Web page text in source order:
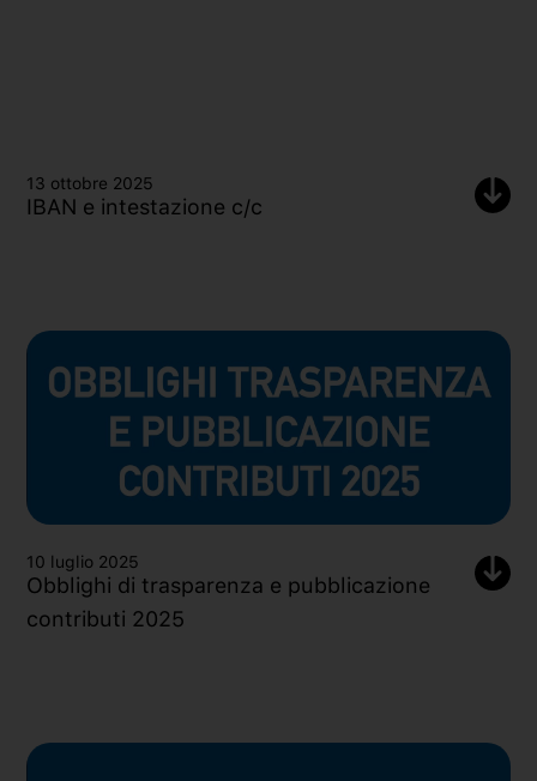
13 ottobre 2025
IBAN e intestazione c/c
10 luglio 2025
Obblighi di trasparenza e pubblicazione
contributi 2025